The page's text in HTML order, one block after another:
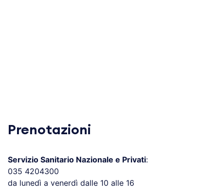
Prenotazioni
Servizio Sanitario Nazionale e Privati:
035 4204300
da lunedì a venerdì dalle 10 alle 16